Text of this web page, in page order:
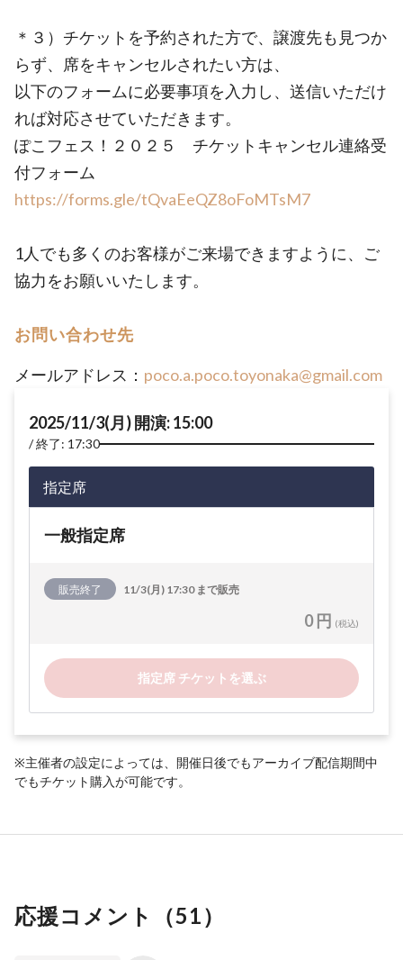
＊３）チケットを予約された方で、譲渡先も見つか
らず、席をキャンセルされたい方は、
以下のフォームに必要事項を入力し、送信いただけ
れば対応させていただきます。
ぽこフェス！２０２５ チケットキャンセル連絡受
付フォーム
https://forms.gle/tQvaEeQZ8oFoMTsM7
1人でも多くのお客様がご来場できますように、ご
協力をお願いいたします。
お問い合わせ先
メールアドレス： poco.a.poco.toyonaka@gmail.com
2025/11/3(月) 開演: 15:00
終了: 17:30
指定席
一般指定席
販売終了 11/3(月) 17:30 まで販売
0 円 (税込)
指定席 チケットを選ぶ
※主催者の設定によっては、開催日後でもアーカイブ配信期間中
でもチケット購入が可能です。
応援コメント（51）